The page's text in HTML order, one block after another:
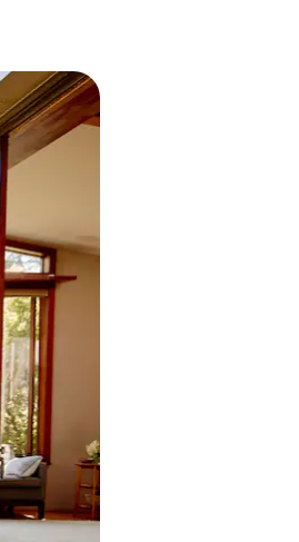
ან შეხებისა თუ თითის გასმის ჟესტები.